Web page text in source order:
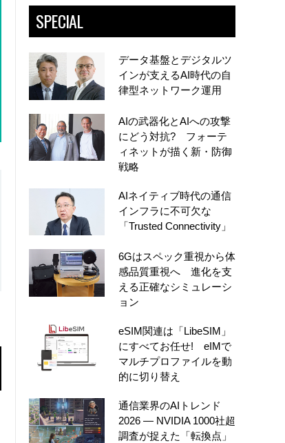
SPECIAL
データ基盤とデジタルツ
インが支えるAI時代の自
律型ネットワーク運用
AIの武器化とAIへの攻撃
にどう対抗? フォーテ
ィネットが描く新・防御
戦略
AIネイティブ時代の通信
インフラに不可欠な
「Trusted Connectivity」
6Gはスペック重視から体
感品質重視へ 進化を支
える正確なシミュレーシ
ョン
eSIM関連は「LibeSIM」
にすべてお任せ! eIMで
マルチプロファイルを動
的に切り替え
通信業界のAIトレンド
2026 ― NVIDIA 1000社超
調査が捉えた「転換点」